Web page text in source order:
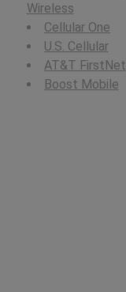
Wireless
Cellular One
U.S. Cellular
AT&T FirstNet
Boost Mobile